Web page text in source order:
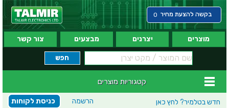
בקשה להצעת מחיר 0
מוצרים יצרנים מבצעים צור קשר
קטגוריות מוצרים
חדש בטלמיר? לחץ כאן כניסת לקוחות הרשמה